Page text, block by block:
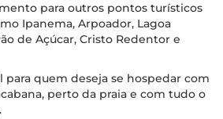
para outros pontos turísticos
Ipanema, Arpoador, Lagoa
de Açúcar, Cristo Redentor e
para quem deseja se hospedar com
perto da praia e com tudo o